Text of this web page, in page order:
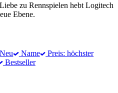
zu Rennspielen hebt Logitech
Ebene.
Neu Name
Preis: höchster
Bestseller